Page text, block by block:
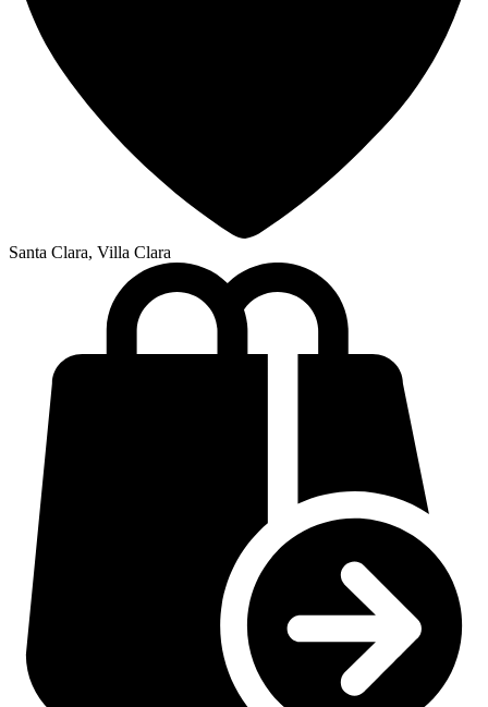
Santa Clara, Villa Clara